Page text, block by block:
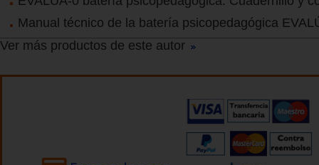
Manual técnico de la batería psicopedagógica
Ver más productos de este autor